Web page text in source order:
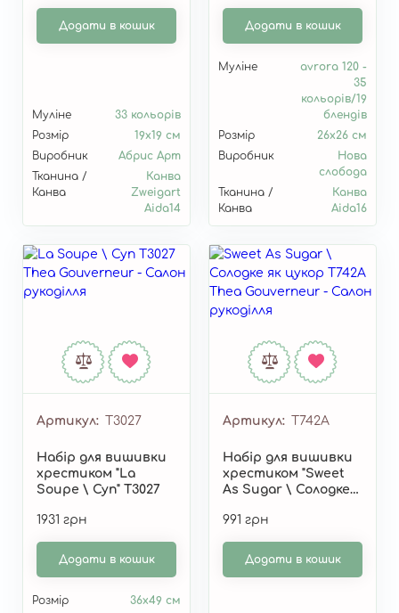
Додати в кошик
Муліне
33 кольорів
Розмір
19x19 см
Виробник
Абрис Арт
Тканина /
Канва
Канва
Zweigart
Aida14
Додати в кошик
Муліне
avrora 120 -
35
кольорів/19
блендів
Розмір
26х26 см
Виробник
Нова
слобода
Тканина /
Канва
Канва
Aida16
Артикул T3027
Набір для вишивки
хрестиком "La
Soupe \ Суп" T3027
1931 грн
Додати в кошик
Розмір
36х49 см
Артикул T742A
Набір для вишивки
хрестиком "Sweet
As Sugar \ Солодке
991 грн
Додати в кошик